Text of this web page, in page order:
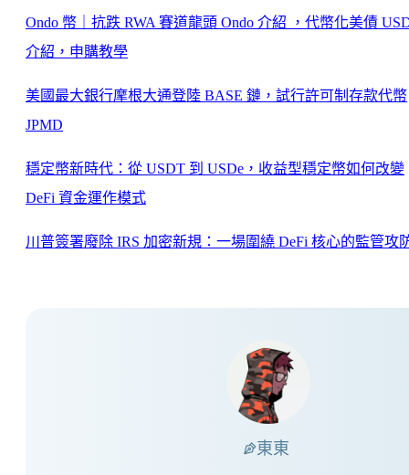
Ondo 幣｜抗跌 RWA 賽道龍頭 Ondo 介紹 ，代幣化美債
介紹，申購教學
美國最大銀行摩根大通登陸 BASE 鏈，試行許可制存款代幣
JPMD
穩定幣新時代：從 USDT 到 USDe，收益型穩定幣如何改變
DeFi 資金運作模式
川普簽署廢除 IRS 加密新規：一場圍繞 DeFi 核心的監管攻
東東